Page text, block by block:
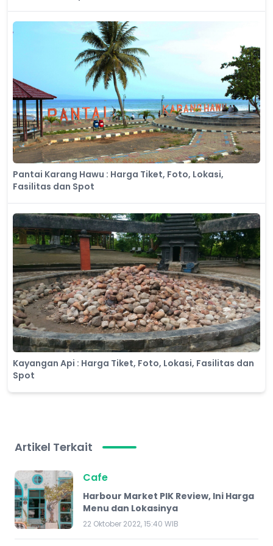
Pantai Karang Hawu : Harga Tiket, Foto, Lokasi,
Fasilitas dan Spot
Kayangan Api : Harga Tiket, Foto, Lokasi, Fasilitas dan
Spot
Artikel Terkait
Cafe
Harbour Market PIK Review, Ini Harga
Menu dan Lokasinya
22 Oktober 2022, 15:40 WIB